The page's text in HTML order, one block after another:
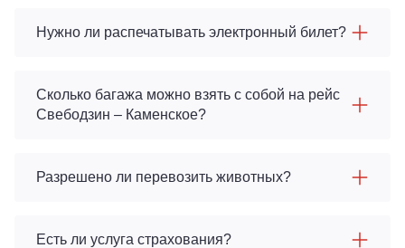
Нужно ли распечатывать электронный билет?
Сколько багажа можно взять с собой на рейс
Свебодзин – Каменское?
Разрешено ли перевозить животных?
Есть ли услуга страхования?